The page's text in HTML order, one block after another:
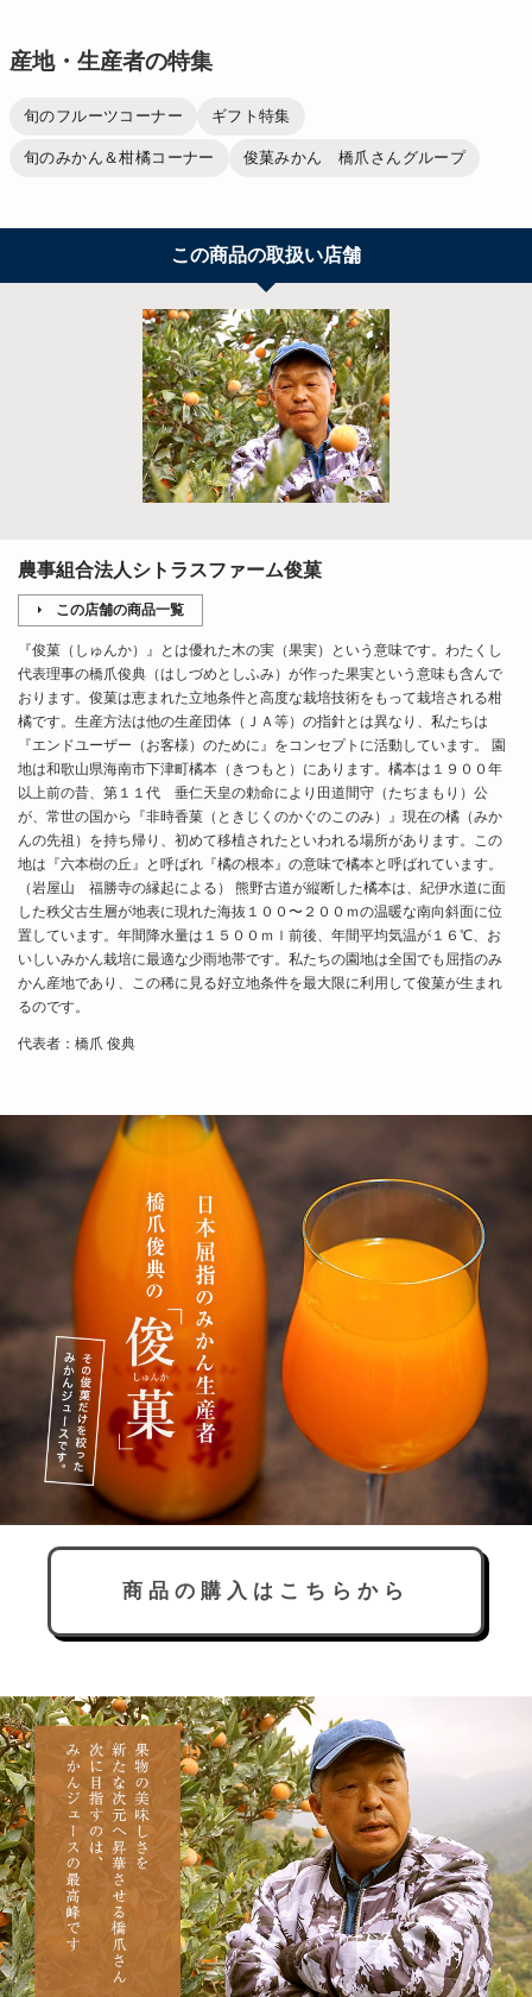
産地・生産者の特集
旬のフルーツコーナー ギフト特集
旬のみかん＆柑橘コーナー 俊菓みかん 橋爪さんグループ
この商品の取扱い店舗
農事組合法人シトラスファーム俊菓
この店舗の商品一覧
『俊菓（しゅんか）』とは優れた木の実（果実）という意味です。わたくし
代表理事の橋爪俊典（はしづめとしふみ）が作った果実という意味も含んで
おります。俊菓は恵まれた立地条件と高度な栽培技術をもって栽培される柑
橘です。生産方法は他の生産団体（ＪＡ等）の指針とは異なり、私たちは
『エンドユーザー（お客様）のために』をコンセプトに活動しています。 園
地は和歌山県海南市下津町橘本（きつもと）にあります。橘本は１９００年
以上前の昔、第１１代 垂仁天皇の勅命により田道間守（たぢまもり）公
が、常世の国から『非時香菓（ときじくのかぐのこのみ）』現在の橘（みか
んの先祖）を持ち帰り、初めて移植されたといわれる場所があります。この
地は『六本樹の丘』と呼ばれ『橘の根本』の意味で橘本と呼ばれています。
（岩屋山 福勝寺の縁起による） 熊野古道が縦断した橘本は、紀伊水道に面
した秩父古生層が地表に現れた海抜１００〜２００ｍの温暖な南向斜面に位
置しています。年間降水量は１５００ｍｌ前後、年間平均気温が１６℃、お
いしいみかん栽培に最適な少雨地帯です。私たちの園地は全国でも屈指のみ
かん産地であり、この稀に見る好立地条件を最大限に利用して俊菓が生まれ
るのです。
代表者：橋爪 俊典
商品の購入はこちらから